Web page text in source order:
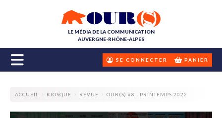
LE MÉDIA DE LA COMMUNICATION
AUVERGNE-RHÔNE-ALPES
SE CONNECTER PANIER
ACCUEIL KIOSQUE REVUE OUR(S) #8 - PRINTEMPS 2022